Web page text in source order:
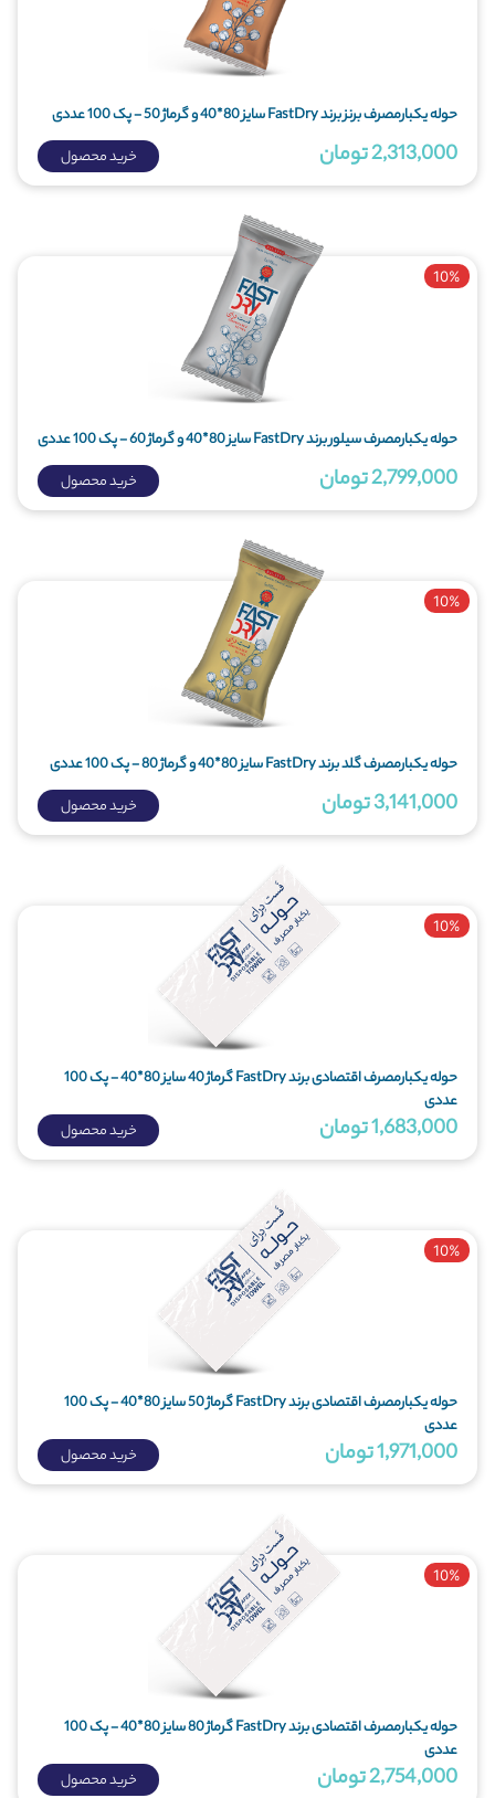
حوله یکبارمصرف برنز برند FastDry سایز 80*40 و گرماژ 50 - پک 100 عددی
2,313,000 تومان خرید محصول
حوله یکبارمصرف سیلور برند FastDry سایز 80*40 و گرماژ 60 - پک 100 عددی
10%
2,799,000 تومان خرید محصول
حوله یکبارمصرف گلد برند FastDry سایز 80*40 و گرماژ 80 - پک 100 عددی
10%
3,141,000 تومان خرید محصول
حوله یکبارمصرف اقتصادی برند FastDry گرماژ 40 سایز 80*40 - پک 100
عددی
10%
1,683,000 تومان خرید محصول
حوله یکبارمصرف اقتصادی برند FastDry گرماژ 50 سایز 80*40 - پک 100
عددی
10%
1,971,000 تومان خرید محصول
حوله یکبارمصرف اقتصادی برند FastDry گرماژ 80 سایز 80*40 - پک 100
عددی
10%
2,754,000 تومان خرید محصول